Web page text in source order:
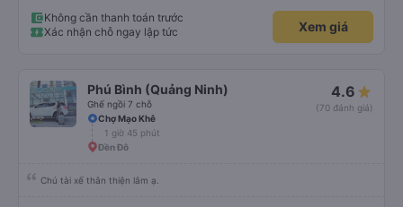
Không cần thanh toán trước
Xác nhận chỗ ngay lập tức
Xem giá
Phú Bình (Quảng Ninh)
Ghế ngồi 7 chỗ
4.6
(70 đánh giá)
Chợ Mạo Khê
1 giờ 45 phút
Đền Đô
Chú tài xế thân thiện lắm ạ.